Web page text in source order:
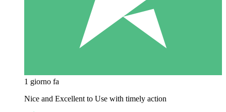
1 giorno fa
Nice and Excellent to Use with timely action